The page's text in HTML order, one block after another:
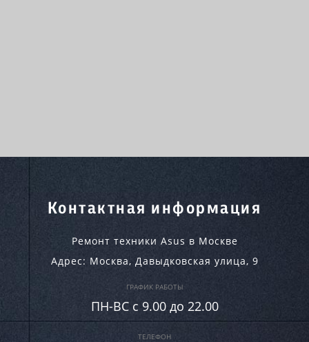
Контактная информация
Ремонт техники Asus в Москве
Адрес: Москва, Давыдковская улица, 9
ГРАФИК РАБОТЫ
ПН-ВC c 9.00 до 22.00
ТЕЛЕФОН